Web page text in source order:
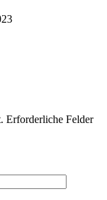
Erforderliche Felder